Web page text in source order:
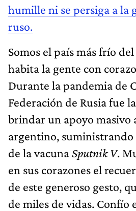
humille ni se persiga a la
ruso.
Somos el país más frío
habita la gente con
Durante la pandemia de
Federación de Rusia fue
brindar un apoyo masivo
argentino, suministrando
de la vacunaSputnik V.
en sus corazones el
de este generoso gesto,
de miles de vidas. Confío